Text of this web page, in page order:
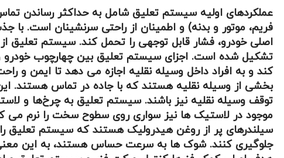
عملکردهای اولیه سیستم تعلیق شامل به حداکثر رساندن
فریم، موتور و بدنه) و اطمینان از راحتی سرنشینان است.
اصلی خودرو، فشار قابل توجهی را تحمل کند. سیستم تعلیق از
تشکیل شده است. اجزای سیستم تعلیق بین چهارچوب خودرو
کند و به افراد داخل وسیله نقلیه اجازه می دهد تا ایمن
بخشی از وسیله نقلیه هستند که با جاده در تماس هستند.
توقف وسیله نقلیه نیز باشند. سیستم تعلیق به چرخ‌ها و
موجود در لاستیک ها نیز سواری روی سطوح سخت را نرم می
سیلندرهای پر از روغن هیدرولیک هستند که سیستم تعلیق را
جلوگیری کنند. شوک ها به سرعت حساس هستند، به این